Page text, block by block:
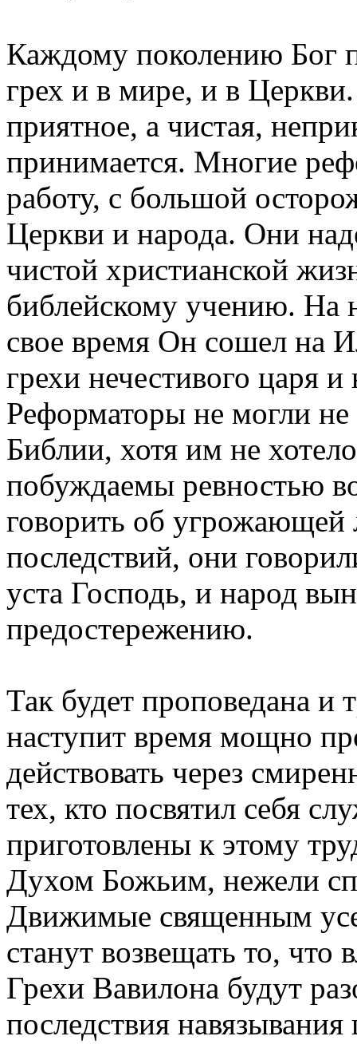
Каждому поколению Бог
грех и в мире, и в
приятное, а чистая,
принимается. Многие
работу, с большой
Церкви и народа. Они
чистой христианской
библейскому учению. На
свое время Он сошел на
грехи нечестивого царя
Реформаторы не могли не
Библии, хотя им не
побуждаемы ревностью
говорить об угрожающей
последствий, они
уста Господь, и народ
предостережению.
Так будет проповедана и
наступит время мощно
действовать через
тех, кто посвятил себя
приготовлены к этому
Духом Божьим, нежели
Движимые священным
станут возвещать то, что
Грехи Вавилона будут
последствия